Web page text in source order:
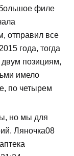
большое филе
отправил все
года, тогда
позициям,
имело
по четырем
но мы для
Ляночка08